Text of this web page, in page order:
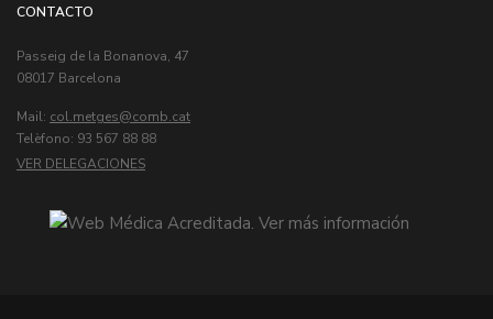
CONTACTO
Passeig de la Bonanova, 47
08017 Barcelona
Mail: col.metges
Telèfono: 93 567 88 88
VER DELEGACIONES